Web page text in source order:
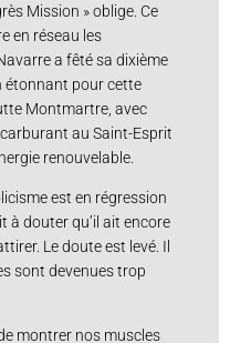
Mission » oblige. Ce
en réseau les
a fêté sa dixième
étonnant pour cette
Montmartre, avec
au Saint-Esprit
renouvelable.
est en régression
à douter qu’il ait encore
Le doute est levé. Il
sont devenues trop
montrer nos muscles